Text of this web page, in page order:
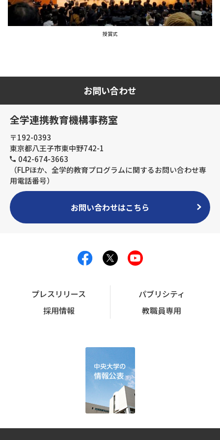
授賞式
お問い合わせ
全学連携教育機構事務室
〒192-0393
東京都八王子市東中野742-1
042-674-3663
（FLPほか、全学的教育プログラムに関するお問い合わせ専
用電話番号）
お問い合わせはこちら
プレスリリース
パブリシティ
採用情報
教職員専用